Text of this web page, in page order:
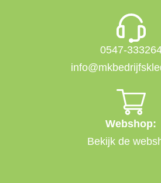
0547-
Webshop:
Bekijk de